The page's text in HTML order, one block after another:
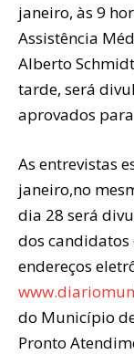
janeiro, às 9
Assistência
Alberto
tarde, será
aprovados
As entrevistas
janeiro,no
dia 28 será
dos candidatos
endereços
do Município
Pronto